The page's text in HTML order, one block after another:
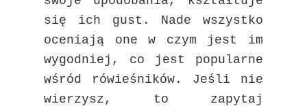
się ich gust. Nade wszystko
oceniają one w czym jest im
wygodniej, co jest popularne
wśród rówieśników. Jeśli nie
wierzysz, to zapytaj